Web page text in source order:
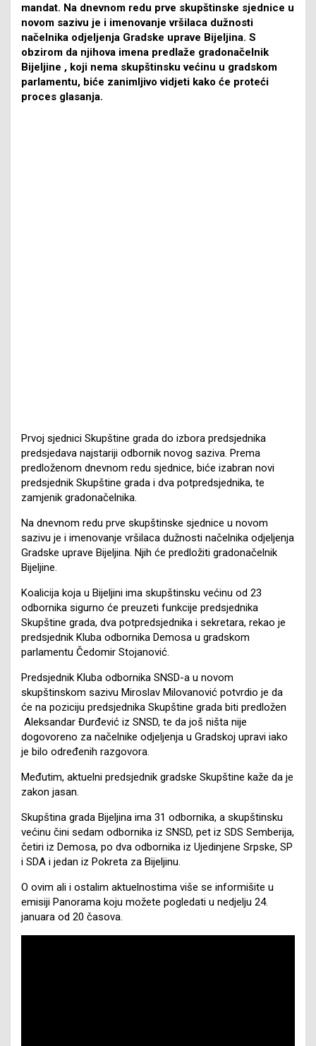
mandat. Na dnevnom redu prve skupštinske sjednice u
novom sazivu je i imenovanje vršilaca dužnosti
načelnika odjeljenja Gradske uprave Bijeljina. S
obzirom da njihova imena predlaže gradonačelnik
Bijeljine , koji nema skupštinsku većinu u gradskom
parlamentu, biće zanimljivo vidjeti kako će proteći
proces glasanja.
Prvoj sjednici Skupštine grada do izbora predsjednika
predsjedava najstariji odbornik novog saziva. Prema
predloženom dnevnom redu sjednice, biće izabran novi
predsjednik Skupštine grada i dva potpredsjednika, te
zamjenik gradonačelnika.
Na dnevnom redu prve skupštinske sjednice u novom
sazivu je i imenovanje vršilaca dužnosti načelnika odjeljenja
Gradske uprave Bijeljina. Njih će predložiti gradonačelnik
Bijeljine.
Koalicija koja u Bijeljini ima skupštinsku većinu od 23
odbornika sigurno će preuzeti funkcije predsjednika
Skupštine grada, dva potpredsjednika i sekretara, rekao je
predsjednik Kluba odbornika Demosa u gradskom
parlamentu Čedomir Stojanović.
Predsjednik Kluba odbornika SNSD-a u novom
skupštinskom sazivu Miroslav Milovanović potvrdio je da
će na poziciju predsjednika Skupštine grada biti predložen
Aleksandar Đurđević iz SNSD, te da još ništa nije
dogovoreno za načelnike odjeljenja u Gradskoj upravi iako
je bilo određenih razgovora.
Međutim, aktuelni predsjednik gradske Skupštine kaže da je
zakon jasan.
Skupština grada Bijeljina ima 31 odbornika, a skupštinsku
većinu čini sedam odbornika iz SNSD, pet iz SDS Semberija,
četiri iz Demosa, po dva odbornika iz Ujedinjene Srpske, SP
i SDA i jedan iz Pokreta za Bijeljinu.
O ovim ali i ostalim aktuelnostima više se informišite u
emisiji Panorama koju možete pogledati u nedjelju 24.
januara od 20 časova.